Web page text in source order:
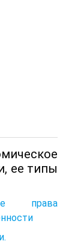
ее типы
права